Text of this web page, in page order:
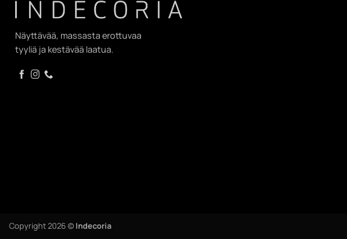
Näyttävää, massasta erottuvaa
tyyliä ja kestävää laatua.
Copyright 2026 © Indecoria